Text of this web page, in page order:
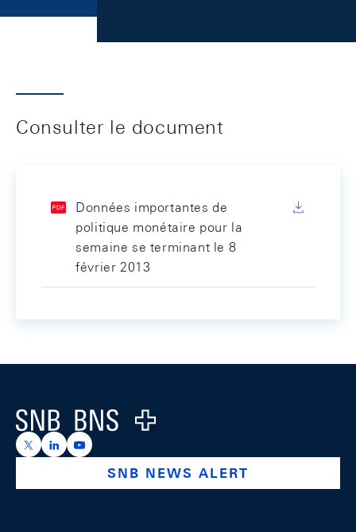
Consulter le document
Données importantes de
politique monétaire pour la
semaine se terminant le 8
février 2013
Logo
https://x.com/snb_bns
https://ch.linkedin.com/company/swiss-national-
https://www.youtube.com/@swissnationalbank
SNB NEWS ALERT